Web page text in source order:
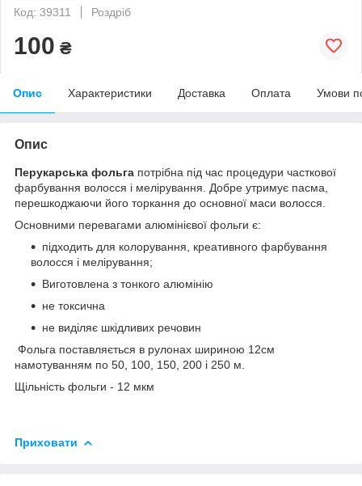
Код: 39311
Роздріб
100 ₴
Опис Характеристики Доставка Оплата Умови
Опис
Перукарська фольга потрібна під час процедури часткової
фарбування волосся і мелірування. Добре утримує пасма,
перешкоджаючи його торкання до основної маси волосся.
Основними перевагами алюмінієвої фольги є:
підходить для колорування, креативного фарбування
волосся і мелірування;
Виготовлена з тонкого алюмінію
не токсична
не виділяє шкідливих речовин
Фольга поставляється в рулонах шириною 12см
намотуванням по 50, 100, 150, 200 і 250 м.
Щільність фольги - 12 мкм
Приховати